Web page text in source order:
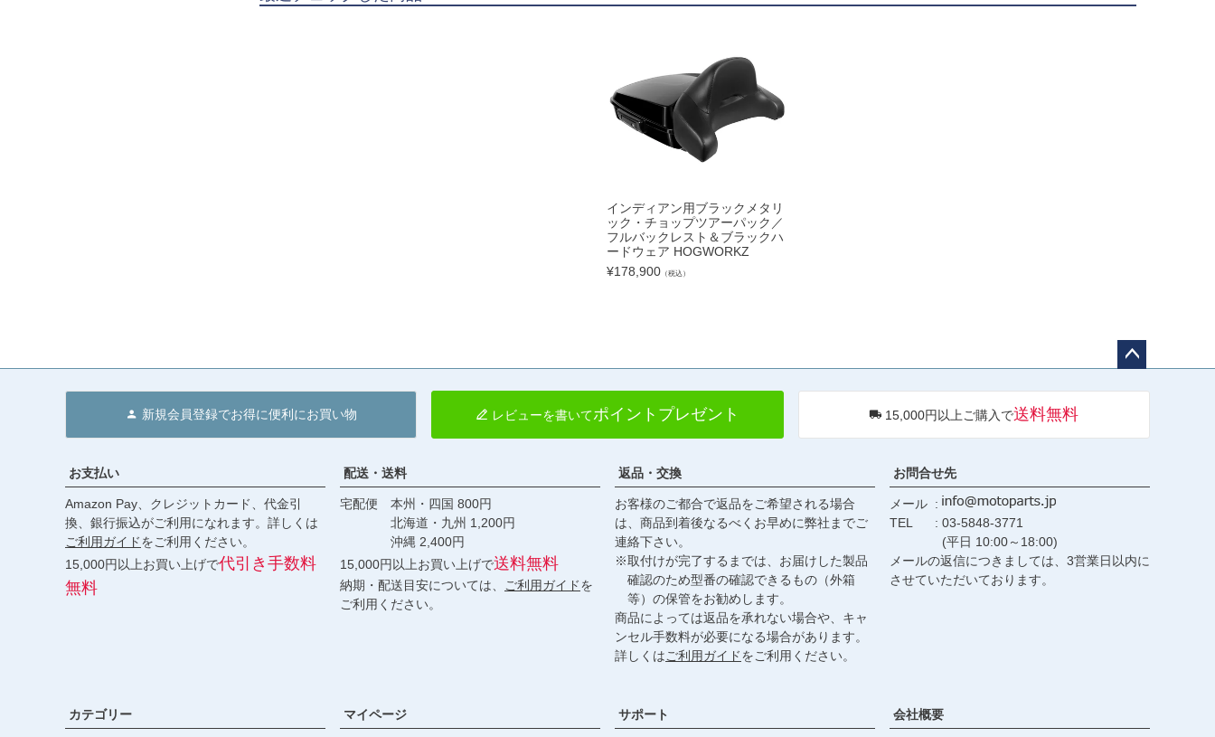
インディアン用ブラックメタリ
ック・チョップツアーパック／
フルバックレスト＆ブラックハ
ードウェア HOGWORKZ
¥178,900（税込）
へ
新規会員登録でお得に便利にお買い物 レビューを書いてポイントプレゼント 15,000円以上ご購入で送料無料
お支払い
Amazon Pay、クレジットカード、代金引
換、銀行振込がご利用になれます。詳しくは
ご利用ガイドをご利用ください。
15,000円以上お買い上げで代引き手数料
無料
配送・送料
宅配便 本州・四国 800円
北海道・九州 1,200円
沖縄 2,400円
15,000円以上お買い上げで送料無料
納期・配送目安については、 ご利用ガイドを
ご利用ください。
返品・交換
お客様のご都合で返品をご希望される場合
は、商品到着後なるべくお早めに弊社までご
連絡下さい。
※取付けが完了するまでは、お届けした製品
確認のため型番の確認できるもの（外箱
等）の保管をお勧めします。
商品によっては返品を承れない場合や、キャ
ンセル手数料が必要になる場合があります。
詳しくはご利用ガイドをご利用ください。
お問合せ先
メール
TEL
03-5848-3771
(平日 10:00～18:00)
メールの返信につきましては、3営業日以内に
させていただいております。
カテゴリー マイページ サポート 会社概要